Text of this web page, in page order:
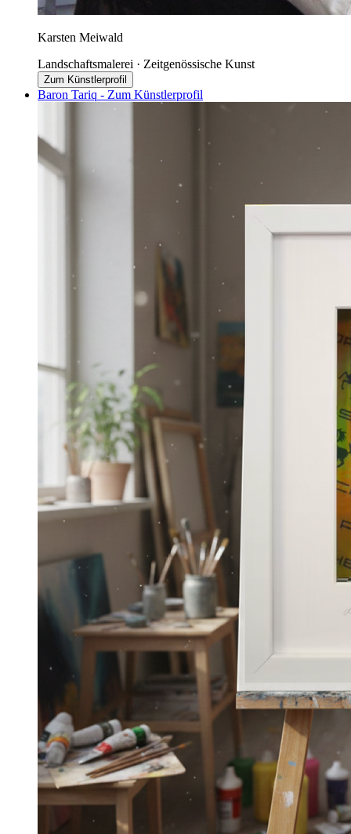
Karsten Meiwald
Landschaftsmalerei · Zeitgenössische Kunst
Zum Künstlerprofil
Baron Tariq - Zum Künstlerprofil